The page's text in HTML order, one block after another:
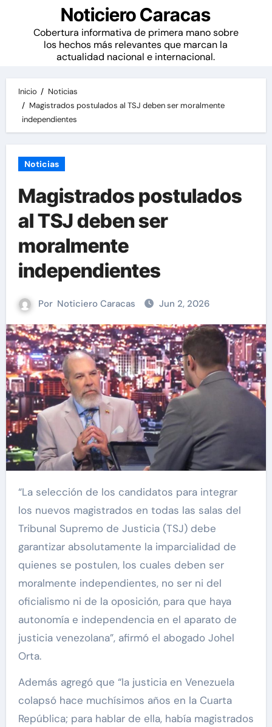
Noticiero Caracas
Cobertura informativa de primera mano sobre
los hechos más relevantes que marcan la
actualidad nacional e internacional.
Inicio
Noticias
Magistrados postulados al TSJ deben ser moralmente
independientes
Noticias
Magistrados postulados
al TSJ deben ser
moralmente
independientes
Por Noticiero Caracas Jun 2, 2026
“La selección de los candidatos para integrar
los nuevos magistrados en todas las salas del
Tribunal Supremo de Justicia (TSJ) debe
garantizar absolutamente la imparcialidad de
quienes se postulen, los cuales deben ser
moralmente independientes, no ser ni del
oficialismo ni de la oposición, para que haya
autonomía e independencia en el aparato de
justicia venezolana”, afirmó el abogado Johel
Orta.
Además agregó que “la justicia en Venezuela
colapsó hace muchísimos años en la Cuarta
República; para hablar de ella, había magistrados